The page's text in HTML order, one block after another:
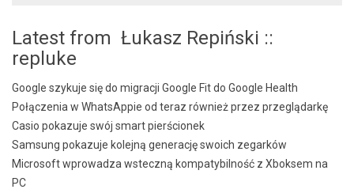
Latest from Łukasz Repiński ::
repluke
Google szykuje się do migracji Google Fit do Google Health
Połączenia w WhatsAppie od teraz również przez przeglądarkę
Casio pokazuje swój smart pierścionek
Samsung pokazuje kolejną generację swoich zegarków
Microsoft wprowadza wsteczną kompatybilność z Xboksem na
PC